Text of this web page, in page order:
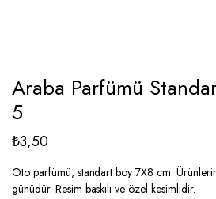
Araba Parfümü
5
₺3,50
Oto parfümü, standart boy 7X8 cm.
günüdür. Resim baskılı ve özel kesimlidir.